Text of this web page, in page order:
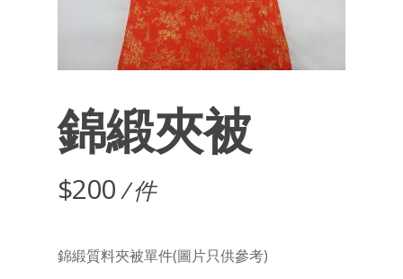
錦緞夾被
$200 / 件
錦緞質料夾被單件(圖片只供參考)